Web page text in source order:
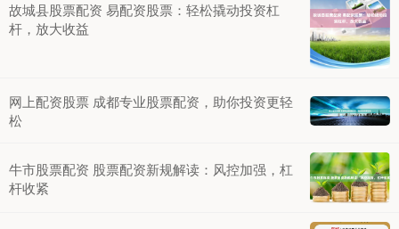
故城县股票配资 易配资股票：轻松撬动投资杠
杆，放大收益
网上配资股票 成都专业股票配资，助你投资更轻
松
牛市股票配资 股票配资新规解读：风控加强，杠
杆收紧